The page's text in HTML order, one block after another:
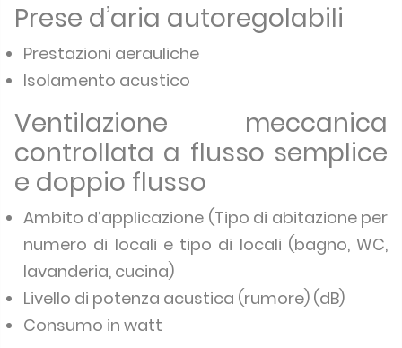
Prese d’aria autoregolabili
Prestazioni aerauliche
Isolamento acustico
Ventilazione meccanica
controllata a flusso semplice
e doppio flusso
Ambito d’applicazione (Tipo di abitazione per
numero di locali e tipo di locali (bagno, WC,
lavanderia, cucina)
Livello di potenza acustica (rumore) (dB)
Consumo in watt